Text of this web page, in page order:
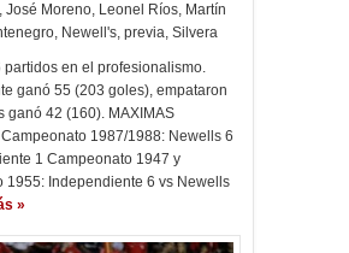
, José Moreno, Leonel Ríos, Martín
, Newell's, previa, Silvera
partidos en el profesionalismo.
ganó 55 (203 goles), empataron
ganó 42 (160). MAXIMAS
1987/1988: Newells 6
1 Campeonato 1947 y
1955: Independiente 6 vs Newells
»